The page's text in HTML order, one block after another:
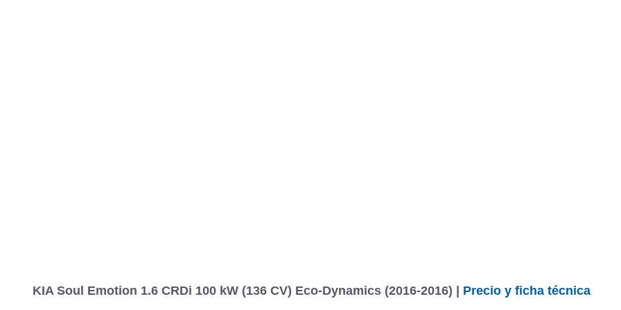
KIA Soul Emotion 1.6 CRDi 100 kW (136 CV) Eco-Dynamics (2016-2016) | Precio y ficha técnica